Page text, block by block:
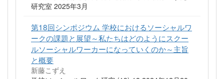
研究室 2025年3月
第18回シンポジウム 学校におけるソーシャルワ
ークの課題と展望～私たちはどのようにスクー
ルソーシャルワーカーになっていくのか～主旨
と概要
新藤こずえ